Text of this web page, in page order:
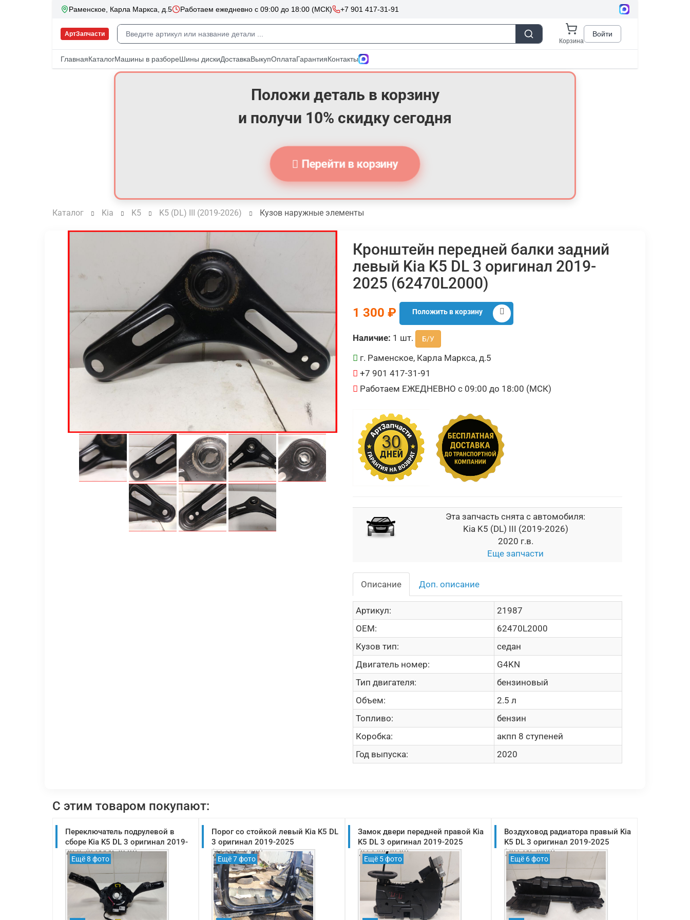
Положи деталь в корзину
и получи 10% скидку сегодня
Перейти в корзину
Каталог Kia K5 K5 (DL) III (2019-2026) Кузов наружные элементы
Кронштейн передней балки задний
левый Kia K5 DL 3 оригинал 2019-
2025 (62470L2000)
1 300 ₽ Положить в корзину
Наличие: 1 шт. Б/У
г. Раменское, Карла Маркса, д.5
+7 901 417-31-91
Работаем ЕЖЕДНЕВНО с 09:00 до 18:00 (МСК)
Эта запчасть снята с автомобиля:
Kia K5 (DL) III (2019-2026)
2020 г.в.
Еще запчасти
Описание Доп. описание
Артикул:
21987
OEM:
62470L2000
Кузов тип:
седан
Двигатель номер:
G4KN
Тип двигателя:
бензиновый
Объем:
2.5 л
Топливо:
бензин
Коробка:
акпп 8 ступеней
Год выпуска:
2020
С этим товаром покупают:
Переключатель подрулевой в
сборе Kia K5 DL 3 оригинал 2019-
2025 (934A4L2970)
Ещё 8 фото
Порог со стойкой левый Kia K5 DL
3 оригинал 2019-2025
(71312L2D00)
Ещё 7 фото
Замок двери передней правой Kia
K5 DL 3 оригинал 2019-2025
(81320L2030)
Ещё 5 фото
Воздуховод радиатора правый Kia
K5 DL 3 оригинал 2019-2025
(29134L2000)
Ещё 6 фото